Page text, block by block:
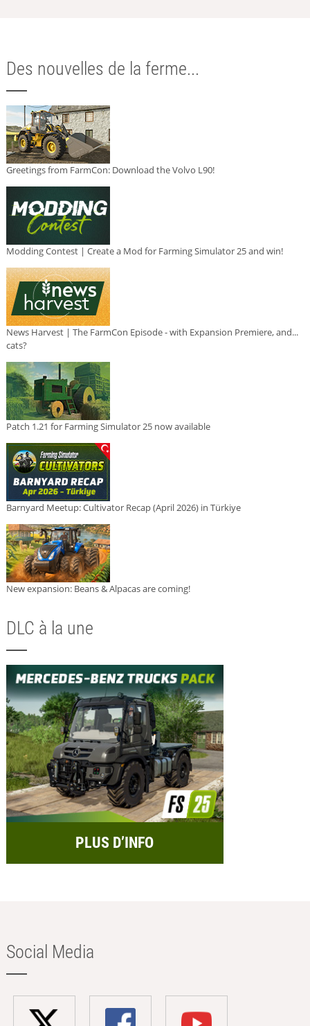
Des nouvelles de la ferme...
Greetings from FarmCon: Download the Volvo L90!
Modding Contest | Create a Mod for Farming Simulator 25 and win!
News Harvest | The FarmCon Episode - with Expansion Premiere, and...
cats?
Patch 1.21 for Farming Simulator 25 now available
Barnyard Meetup: Cultivator Recap (April 2026) in Türkiye
New expansion: Beans & Alpacas are coming!
DLC à la une
PLUS D’INFO
Social Media